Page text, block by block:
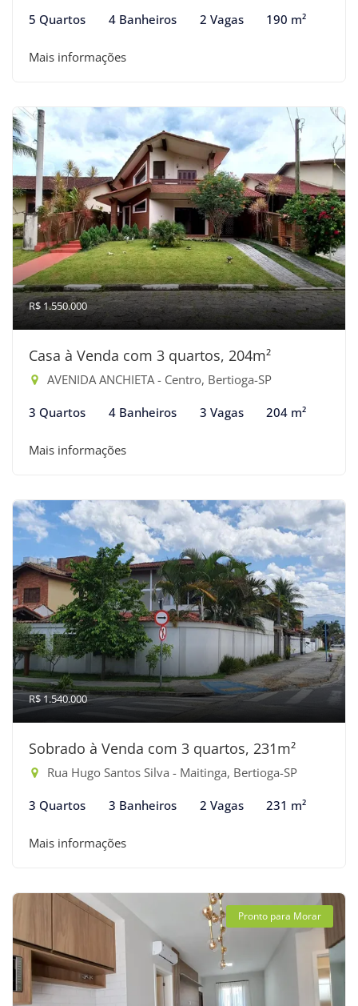
5 Quartos 4 Banheiros 2 Vagas 190 m²
Mais informações
R$ 1.550.000
Casa à Venda com 3 quartos, 204m²
AVENIDA ANCHIETA - Centro, Bertioga-SP
3 Quartos 4 Banheiros 3 Vagas 204 m²
Mais informações
R$ 1.540.000
Sobrado à Venda com 3 quartos, 231m²
Rua Hugo Santos Silva - Maitinga, Bertioga-SP
3 Quartos 3 Banheiros 2 Vagas 231 m²
Mais informações
Pronto para Morar